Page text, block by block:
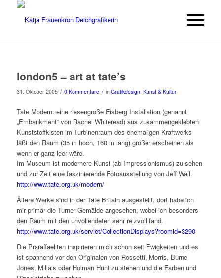
london5 – art at tate’s
31. Oktober 2005 / 0 Kommentare / in Grafikdesign, Kunst & Kultur
Tate Modern: eine riesengroße Eisberg Installation (genannt
„Embankment“ von Rachel Whiteread) aus zusammengeklebten
Kunststoffkisten im Turbinenraum des ehemaligen Kraftwerks
läßt den Raum (35 m hoch, 160 m lang) größer erscheinen als
wenn er ganz leer wäre.
Im Museum ist modernere Kunst (ab Impressionismus) zu sehen
und zur Zeit eine faszinierende Fotoausstellung von Jeff Wall.
http://www.tate.org.uk/modern/
Ältere Werke sind in der Tate Britain ausgestellt, dort habe ich
mir primär die Turner Gemälde angesehen, wobei ich besonders
den Raum mit den unvollendeten sehr reizvoll fand.
http://www.tate.org.uk/servlet/CollectionDisplays?roomid=3290
Die Präraffaeliten inspirieren mich schon seit Ewigkeiten und es
ist spannend vor den Originalen von Rossetti, Morris, Burne-
Jones, Millais oder Holman Hunt zu stehen und die Farben und